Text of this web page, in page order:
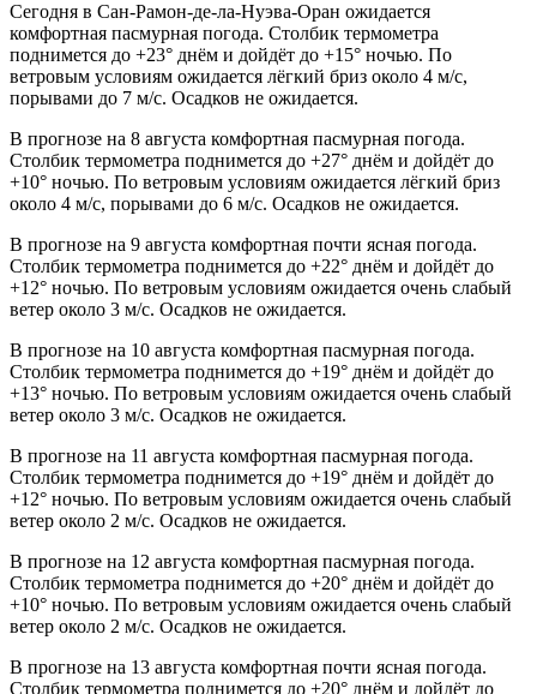
Сегодня в Сан-Рамон-де-ла-Нуэва-Оран ожидается
комфортная пасмурная погода. Столбик термометра
поднимется до +23° днём и дойдёт до +15° ночью. По
ветровым условиям ожидается лёгкий бриз около 4 м/с,
порывами до 7 м/с. Осадков не ожидается.
В прогнозе на 8 августа комфортная пасмурная погода.
Столбик термометра поднимется до +27° днём и дойдёт до
+10° ночью. По ветровым условиям ожидается лёгкий бриз
около 4 м/с, порывами до 6 м/с. Осадков не ожидается.
В прогнозе на 9 августа комфортная почти ясная погода.
Столбик термометра поднимется до +22° днём и дойдёт до
+12° ночью. По ветровым условиям ожидается очень слабый
ветер около 3 м/с. Осадков не ожидается.
В прогнозе на 10 августа комфортная пасмурная погода.
Столбик термометра поднимется до +19° днём и дойдёт до
+13° ночью. По ветровым условиям ожидается очень слабый
ветер около 3 м/с. Осадков не ожидается.
В прогнозе на 11 августа комфортная пасмурная погода.
Столбик термометра поднимется до +19° днём и дойдёт до
+12° ночью. По ветровым условиям ожидается очень слабый
ветер около 2 м/с. Осадков не ожидается.
В прогнозе на 12 августа комфортная пасмурная погода.
Столбик термометра поднимется до +20° днём и дойдёт до
+10° ночью. По ветровым условиям ожидается очень слабый
ветер около 2 м/с. Осадков не ожидается.
В прогнозе на 13 августа комфортная почти ясная погода.
Столбик термометра поднимется до +20° днём и дойдёт до